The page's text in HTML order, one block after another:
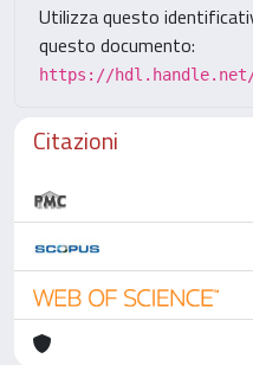
Utilizza questo
questo documento:
https://hdl.handle.net/
Citazioni